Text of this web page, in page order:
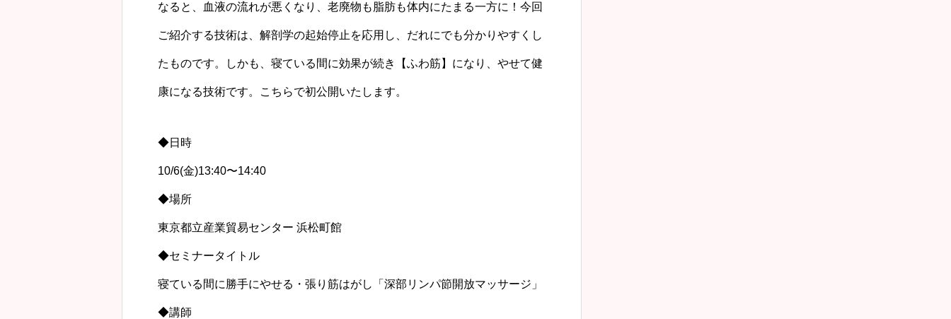
なると、血液の流れが悪くなり、老廃物も脂肪も体内にたまる一方に！今回
ご紹介する技術は、解剖学の起始停止を応用し、だれにでも分かりやすくし
たものです。しかも、寝ている間に効果が続き【ふわ筋】になり、やせて健
康になる技術です。こちらで初公開いたします。
◆日時
10/6(金)13:40〜14:40
◆場所
東京都立産業貿易センター 浜松町館
◆セミナータイトル
寝ている間に勝手にやせる・張り筋はがし「深部リンパ節開放マッサージ」
◆講師